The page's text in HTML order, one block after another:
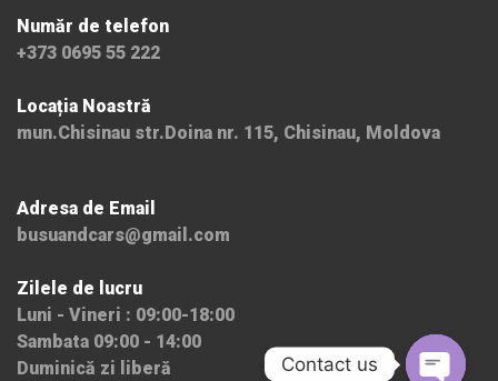
Număr de telefon
+373 0695 55 222
Locația Noastră
mun.Chisinau str.Doina nr. 115, Chisinau, Moldova
Adresa de Email
busuandcars@gmail.com
Zilele de lucru
Luni - Vineri : 09:00-18:00
Sambata 09:00 - 14:00
Duminică zi liberă
Contact us